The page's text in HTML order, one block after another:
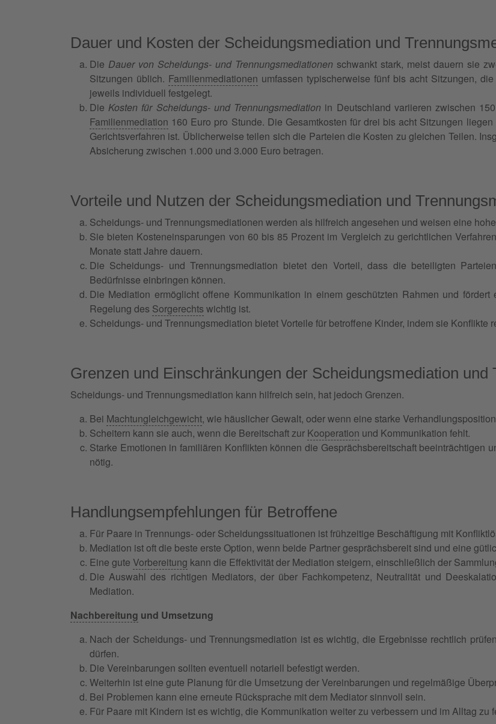
Dauer und Kosten der Scheidungsmediation und
Die Dauer von Scheidungs- und Trennungsmediationen schwankt stark, meist dauern sie
Sitzungen üblich. Familienmediationen umfassen typischerweise fünf bis acht Sitzungen,
jeweils individuell festgelegt.
DieKosten für Scheidungs- und Trennungsmediation in Deutschland variieren zwischen
Familienmediation 160 Euro pro Stunde. Die Gesamtkosten für drei bis acht Sitzungen
Gerichtsverfahren ist. Üblicherweise teilen sich die Parteien die Kosten zu gleichen Teilen.
Absicherung zwischen 1.000 und 3.000 Euro betragen.
Vorteile und Nutzen der Scheidungsmediation und
Scheidungs- und Trennungsmediationen werden als hilfreich angesehen und weisen eine
Sie bieten Kosteneinsparungen von 60 bis 85 Prozent im Vergleich zu gerichtlichen
Monate statt Jahre dauern.
Die Scheidungs- und Trennungsmediation bietet den Vorteil, dass die beteiligten Parteien
Bedürfnisse einbringen können.
Die Mediation ermöglicht offene Kommunikation in einem geschützten Rahmen und
Regelung des Sorgerechts wichtig ist.
Scheidungs- und Trennungsmediation bietet Vorteile für betroffene Kinder, indem sie Konflikte
Grenzen und Einschränkungen der Scheidungsmediation und
Scheidungs- und Trennungsmediation kann hilfreich sein, hat jedoch Grenzen.
Bei Machtungleichgewicht, wie häuslicher Gewalt, oder wenn eine starke
Scheitern kann sie auch, wenn die Bereitschaft zur Kooperation und Kommunikation fehlt.
Starke Emotionen in familiären Konflikten können die Gesprächsbereitschaft beeinträchtigen
nötig.
Handlungsempfehlungen für Betroffene
Für Paare in Trennungs- oder Scheidungssituationen ist frühzeitige Beschäftigung mit
Mediation ist oft die beste erste Option, wenn beide Partner gesprächsbereit sind und eine
Eine gute Vorbereitung kann die Effektivität der Mediation steigern, einschließlich der
Die Auswahl des richtigen Mediators, der über Fachkompetenz, Neutralität und
Mediation.
Nachbereitung und Umsetzung
Nach der Scheidungs- und Trennungsmediation ist es wichtig, die Ergebnisse rechtlich
dürfen.
Die Vereinbarungen sollten eventuell notariell befestigt werden.
Weiterhin ist eine gute Planung für die Umsetzung der Vereinbarungen und regelmäßige
Bei Problemen kann eine erneute Rücksprache mit dem Mediator sinnvoll sein.
Für Paare mit Kindern ist es wichtig, die Kommunikation weiter zu verbessern und im Alltag zu